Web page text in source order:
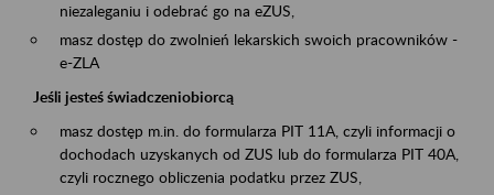
niezaleganiu i odebrać go na eZUS,
masz dostęp do zwolnień lekarskich swoich pracowników -
e-ZLA
Jeśli jesteś świadczeniobiorcą
masz dostęp m.in. do formularza PIT 11A, czyli informacji o
dochodach uzyskanych od ZUS lub do formularza PIT 40A,
czyli rocznego obliczenia podatku przez ZUS,